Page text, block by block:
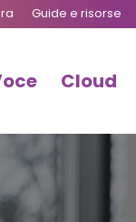
Guide e risorse
Cloud